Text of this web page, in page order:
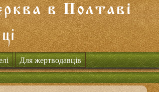
Для жертводавців